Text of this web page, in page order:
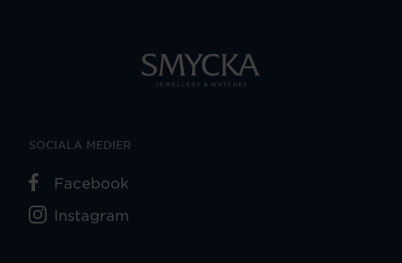
SOCIALA MEDIER
Facebook
Instagram